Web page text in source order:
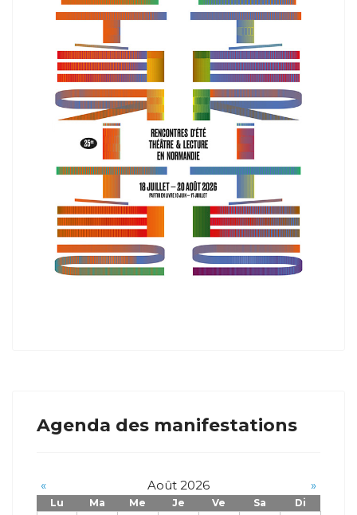
Agenda des manifestations
« Août 2026 »
Lu Ma Me Je Ve Sa
Di